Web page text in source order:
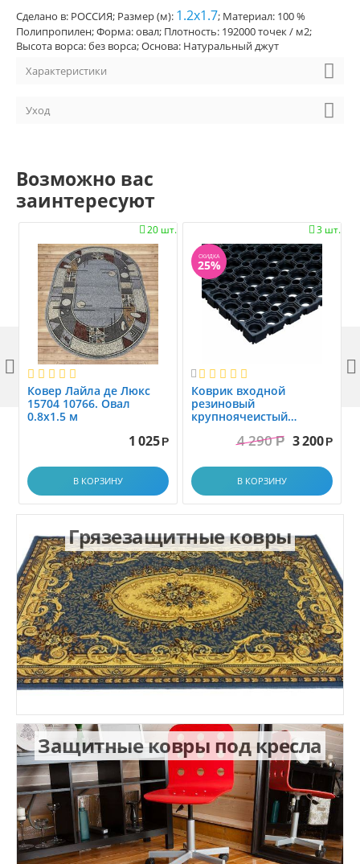
Сделано в: РОССИЯ; Размер (м): 1.2x1.7; Материал: 100 %
Полипропилен; Форма: овал; Плотность: 192000 точек / м2;
Высота ворса: без ворса; Основа: Натуральный джут
Характеристики
Уход
Возможно вас
заинтересуют
20 шт.

Ковер Лайла де Люкс
15704 10766. Овал
0.8x1.5 м
1 025 Р
В КОРЗИНУ
3 шт.

СКИДКА
25%

Коврик вxодной
резиновый
крупноячеистый
1.0x1.5 м4 290 Р 3 200 Р
В КОРЗИНУ
 
Грязезащитные ковры
Защитные ковры под кресла